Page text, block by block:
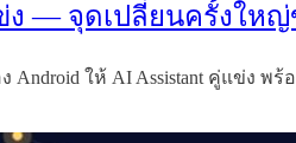
ง — จุดเปลี่ยนครั้งให
ให้ AI Assistant คู่แข่ง